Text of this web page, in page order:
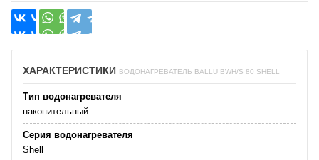
ХАРАКТЕРИСТИКИ ВОДОНАГРЕВАТЕЛЬ BALLU BWH/S 80 SHELL
Тип водонагревателя
накопительный
Серия водонагревателя
Shell